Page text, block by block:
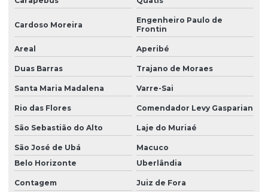
Manutenção preventiva de talha elétrica em pr
Manutenção preventiva de talha elétrica em rs
Manutenção preventiva de talha elétrica em sc
Manutenção preventiva de talha elétrica em sp
Manutenção preventiva em talhas elétricas
Modernização de ponte rolante
Montagem de caminho de rolamento
Montagem e desmontagem de ponte rolante
Cardoso Moreira
Engenheiro Paulo de
Frontin
Areal Aperibé
Duas Barras Trajano de Moraes
Santa Maria Madalena Varre-Sai
Rio das Flores Comendador Levy Gasparian
São Sebastião do Alto Laje do Muriaé
São José de Ubá
Macuco
Belo Horizonte
Uberlândia
Contagem Juiz de Fora